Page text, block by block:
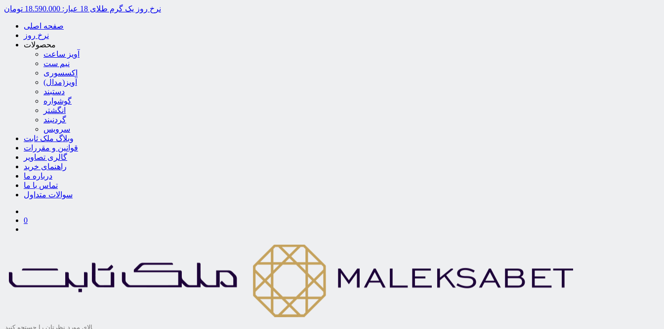
نرخ روز یک گرم طلای 18 عیار: 18.590.000 تومان
صفحه اصلی
نرخ روز
محصولات
آویز ساعت
نیم ست
اکسسوری
آویز(مدال)
دستبند
گوشواره
انگشتر
گردنبند
سرویس
وبلاگ ملک ثابت
قوانین و مقررات
گالری تصاویر
راهنمای خرید
درباره ما
تماس با ما
سوالات متداول
0